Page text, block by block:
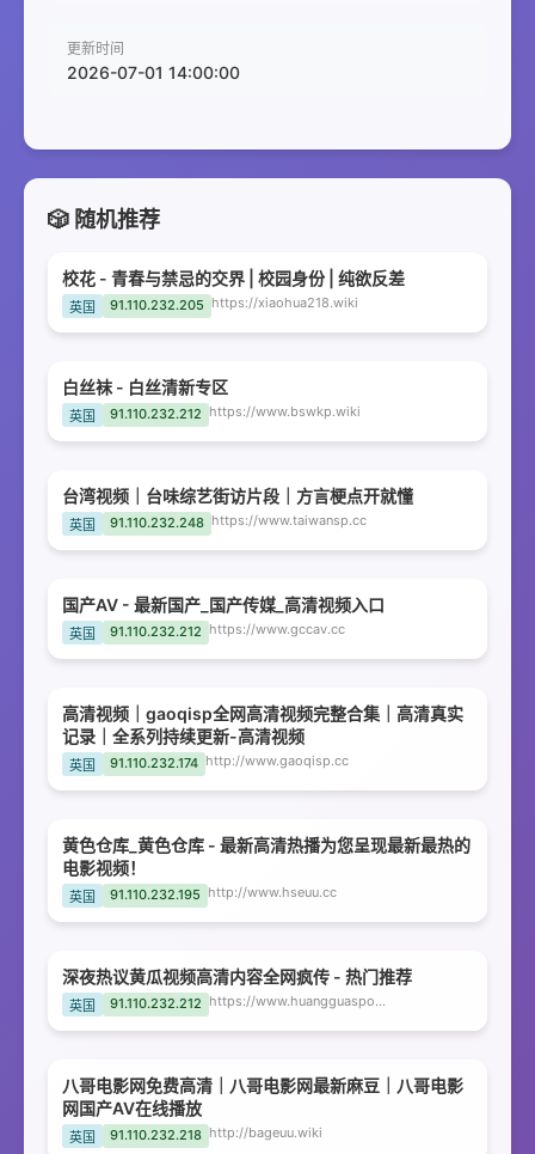
更新时间
2026-07-01 14:00:00
🎲 随机推荐
校花 - 青春与禁忌的交界 | 校园身份 | 纯欲反差
英国 91.110.232.205 https://xiaohua218.wiki
白丝袜 - 白丝清新专区
英国 91.110.232.212 https://www.bswkp.wiki
台湾视频｜台味综艺街访片段｜方言梗点开就懂
英国 91.110.232.248 https://www.taiwansp.cc
国产AV - 最新国产_国产传媒_高清视频入口
英国 91.110.232.212 https://www.gccav.cc
高清视频｜gaoqisp全网高清视频完整合集｜高清真实
记录｜全系列持续更新-高清视频
英国 91.110.232.174 http://www.gaoqisp.cc
黄色仓库_黄色仓库 - 最新高清热播为您呈现最新最热的
电影视频！
英国 91.110.232.195 http://www.hseuu.cc
深夜热议黄瓜视频高清内容全网疯传 - 热门推荐
英国 91.110.232.212 https://www.huangguaspo.cc
八哥电影网免费高清｜八哥电影网最新麻豆｜八哥电影
网国产AV在线播放
英国 91.110.232.218 http://bageuu.wiki